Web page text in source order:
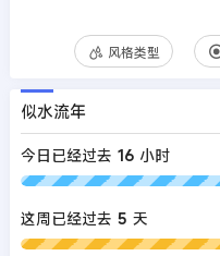
风格类型
似水流年
今日已经过去 16 小时
这周已经过去 5 天